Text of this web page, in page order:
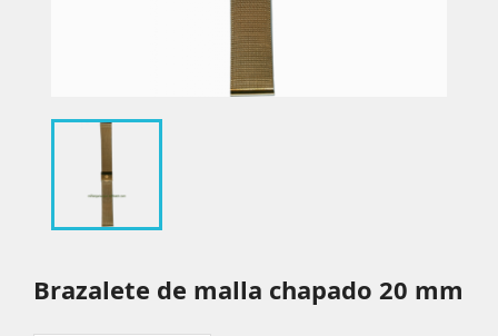
Brazalete de malla chapado 20 mm